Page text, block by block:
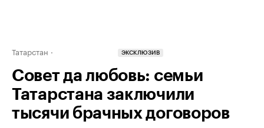
Татарстан ЭКСКЛЮЗИВ
Совет да любовь: семьи
Татарстана заключили
тысячи брачных договоров